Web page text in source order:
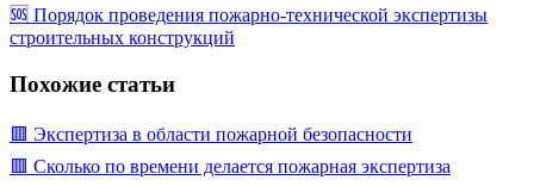
🆘 Порядок проведения пожарно-технической экспертизы
строительных конструкций
Похожие статьи
🟥 Экспертиза в области пожарной безопасности
🟥 Сколько по времени делается пожарная экспертиза